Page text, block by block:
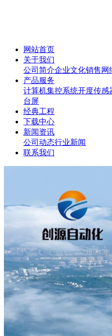
网站首页
关于我们
公司简介企业文化销售网
产品服务
计算机集控系统开度传感
台屏
经典工程
下载中心
新闻资讯
公司动态行业新闻
联系我们